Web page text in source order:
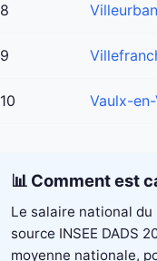
8
9
10 Vaulx-
📊 Comment est
Le salaire national
source INSEE DADS
moyenne nationale,